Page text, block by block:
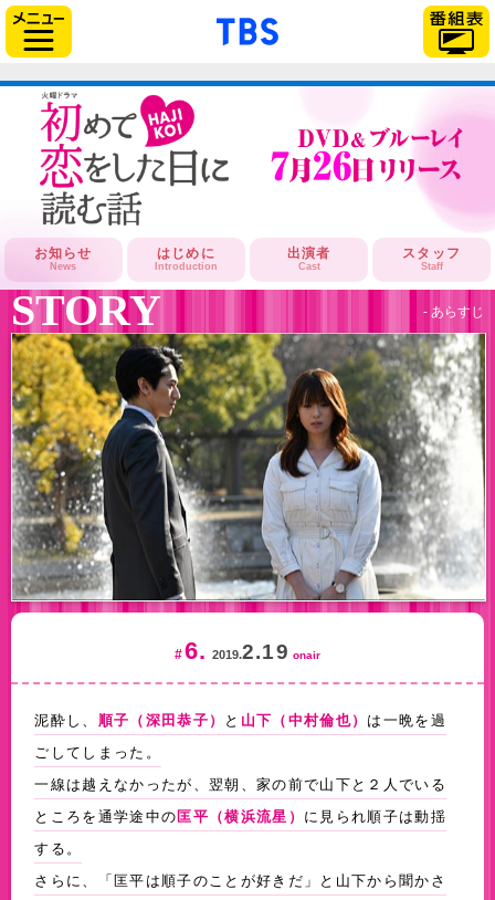
「TBSテレビ」トップページ
お知らせ
News
はじめに
Introduction
出演者
Cast
スタッフ
Staff
STORY - あらすじ
#6. 2019.2.19 onair
泥酔し、 順子（深田恭子） と 山下（中村倫也） は一晩を過
ごしてしまった。
一線は越えなかったが、翌朝、家の前で山下と２人でいる
ところを通学途中の匡平（横浜流星） に見られ順子は動揺
する。
さらに、「匡平は順子のことが好きだ」と山下から聞かさ